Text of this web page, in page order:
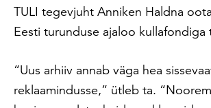
TULI tegevjuht Anniken Haldna
Eesti turunduse ajaloo kullafondiga
“Uus arhiiv annab väga hea
reklaamindusse,” ütleb ta.